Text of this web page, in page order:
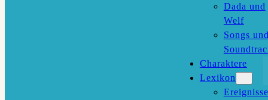
Dada und
Welf
Songs
Charaktere
Lexikon
Ereignisse